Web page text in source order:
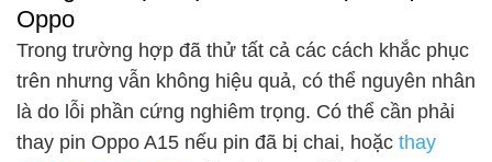
Oppo
Trong trường hợp đã thử tất cả các cách khắc phục
trên nhưng vẫn không hiệu quả, có thể nguyên nhân
là do lỗi phần cứng nghiêm trọng. Có thể cần phải
thay pin Oppo A15 nếu pin đã bị chai, hoặc thay